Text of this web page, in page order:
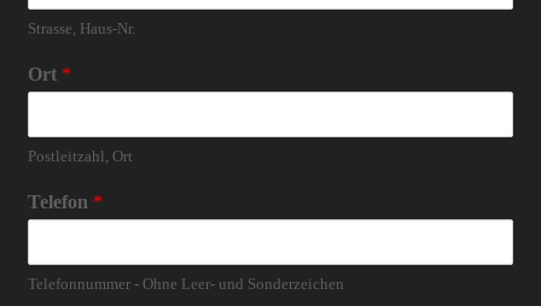
Strasse, Haus-Nr.
Ort *
Postleitzahl, Ort
Telefon *
Telefonnummer - Ohne Leer- und Sonderzeichen